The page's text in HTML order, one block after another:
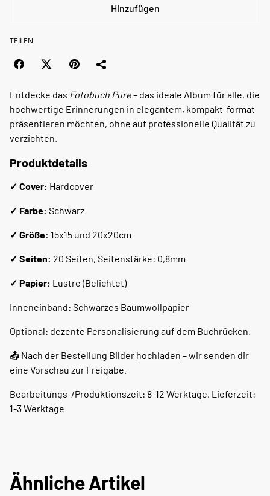
Hinzufügen
TEILEN
Entdecke das Fotobuch Pure– das ideale Album für alle, die
hochwertige Erinnerungen in elegantem, kompakt-format
präsentieren möchten, ohne auf professionelle Qualität zu
verzichten.
Produktdetails
✓ Cover: Hardcover
✓ Farbe: Schwarz
✓ Größe: 15x15 und 20x20cm
✓ Seiten: 20 Seiten, Seitenstärke: 0,8mm
✓ Papier: Lustre (Belichtet)
Inneneinband: Schwarzes Baumwollpapier
Optional: dezente Personalisierung auf dem Buchrücken.
📤 Nach der Bestellung Bilder hochladen – wir senden dir
eine Vorschau zur Freigabe.
Bearbeitungs-/Produktionszeit: 8-12 Werktage, Lieferzeit:
1-3 Werktage
Ähnliche Artikel